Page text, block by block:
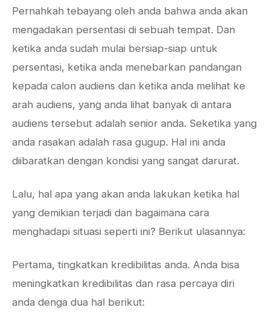
Pernahkah tebayang oleh anda bahwa anda akan
mengadakan persentasi di sebuah tempat. Dan
ketika anda sudah mulai bersiap-siap untuk
persentasi, ketika anda menebarkan pandangan
kepada calon audiens dan ketika anda melihat ke
arah audiens, yang anda lihat banyak di antara
audiens tersebut adalah senior anda. Seketika yang
anda rasakan adalah rasa gugup. Hal ini anda
diibaratkan dengan kondisi yang sangat darurat.
Lalu, hal apa yang akan anda lakukan ketika hal
yang demikian terjadi dan bagaimana cara
menghadapi situasi seperti ini? Berikut ulasannya:
Pertama, tingkatkan kredibilitas anda. Anda bisa
meningkatkan kredibilitas dan rasa percaya diri
anda denga dua hal berikut: